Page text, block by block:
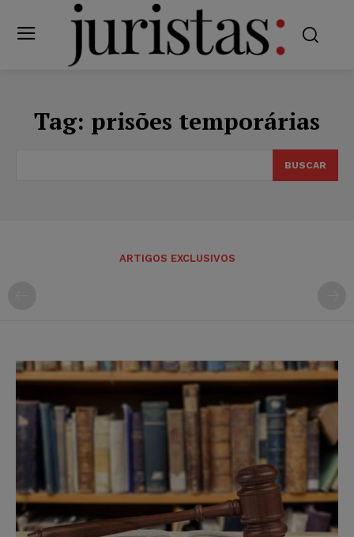
Tag: prisões temporárias
BUSCAR
ARTIGOS EXCLUSIVOS